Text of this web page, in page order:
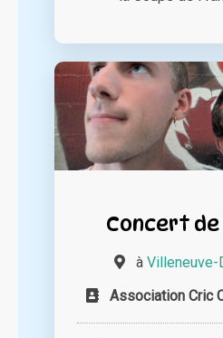
Concert
à Villeneuve-
Association Cric